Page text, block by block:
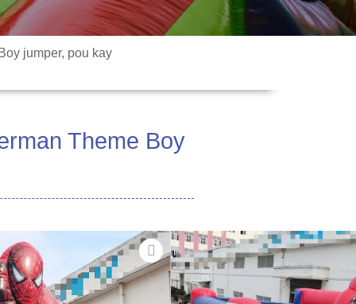
jumper, pou kay
Theme Boy
PVC Tarpaulin 0.55mm